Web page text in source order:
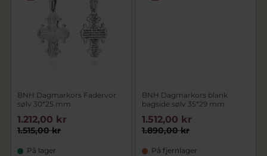
BNH Dagmarkors Fadervor
sølv 30*25 mm
1.515,00 kr
1.212,00 kr
På lager
BNH Dagmarkors blank
bagside sølv 35*29 mm
1.890,00 kr
1.512,00 kr
På fjernlager